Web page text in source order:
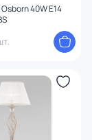
40W E14